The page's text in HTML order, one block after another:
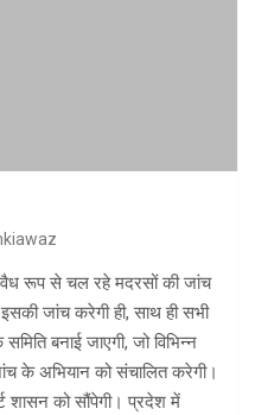
रूप से चल रहे मदरसों की जांच
जांच करेगी ही, साथ ही सभी
बनाई जाएगी, जो विभिन्न
के अभियान को संचालित करेगी।
शासन को सौंपेगी। प्रदेश में